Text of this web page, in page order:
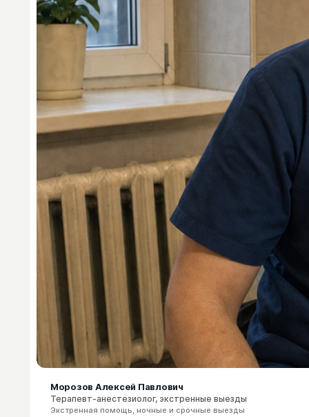
Морозов Алексей Павлович
Терапевт-анестезиолог, экстренные выезды
Экстренная помощь, ночные и срочные выезды